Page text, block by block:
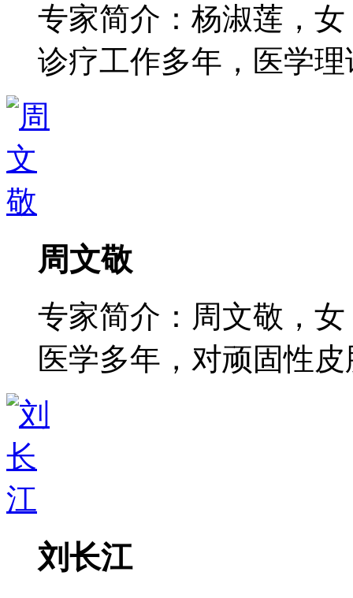
专家简介：杨淑莲，
诊疗工作多年，医学理
周文敬
专家简介：周文敬，
医学多年，对顽固性皮
刘长江